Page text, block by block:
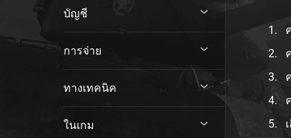
บัญชี
การจ่าย
ทางเทคนิค
ในเกม